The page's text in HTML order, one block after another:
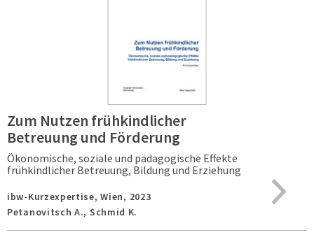
Zum Nutzen frühkindlicher
Betreuung und Förderung
Ökonomische, soziale und pädagogische Effekte
frühkindlicher Betreuung, Bildung und Erziehung
ibw-Kurzexpertise,Wien, 2023
Petanovitsch A., Schmid K.